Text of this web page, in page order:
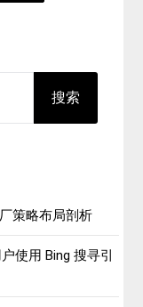
搜索
策略布局剖析
使用 Bing 搜寻引